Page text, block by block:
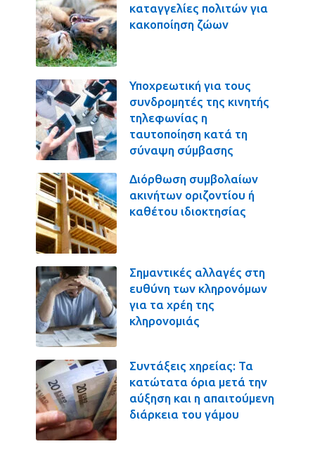
καταγγελίες πολιτών για
κακοποίηση ζώων
Υποχρεωτική για τους
συνδρομητές της κινητής
τηλεφωνίας η
ταυτοποίηση κατά τη
σύναψη σύμβασης
Διόρθωση συμβολαίων
ακινήτων οριζοντίου ή
καθέτου ιδιοκτησίας
Σημαντικές αλλαγές στη
ευθύνη των κληρονόμων
για τα χρέη της
κληρονομιάς
Συντάξεις χηρείας: Τα
κατώτατα όρια μετά την
αύξηση και η απαιτούμενη
διάρκεια του γάμου